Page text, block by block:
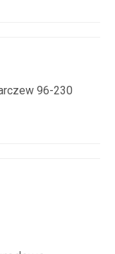
96-230